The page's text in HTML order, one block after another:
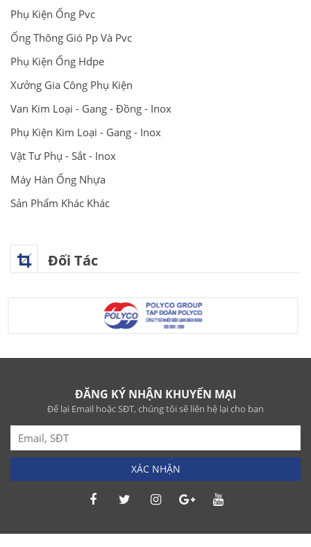
Phụ Kiện Ống Pvc
Ống Thông Gió Pp Và Pvc
Phụ Kiện Ống Hdpe
Xưởng Gia Công Phụ Kiện
Van Kim Loại - Gang - Đồng - Inox
Phụ Kiện Kim Loại - Gang - Inox
Vật Tư Phụ - Sắt - Inox
Máy Hàn Ống Nhựa
Sản Phẩm Khác Khác
Đối Tác
ĐĂNG KÝ NHẬN KHUYẾN MẠI
Để lại Email hoặc SĐT, chúng tôi sẽ liên hệ lại cho bạn
XÁC NHẬN